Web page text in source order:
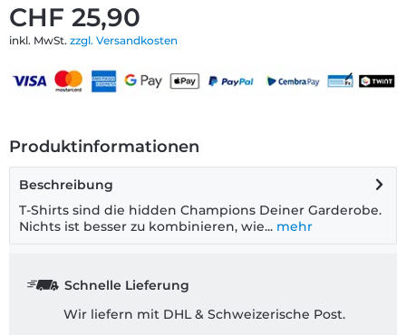
CHF 25,90
inkl. MwSt. zzgl. Versandkosten
Produktinformationen
Beschreibung
T-Shirts sind die hidden Champions Deiner Garderobe.
Nichts ist besser zu kombinieren, wie... mehr
Schnelle Lieferung
Wir liefern mit DHL & Schweizerische Post.